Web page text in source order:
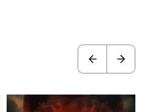
Добавить в список желаемого